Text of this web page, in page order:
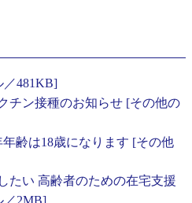
／481KB]
チン接種のお知らせ [その他の
齢は18歳になります [その他
たい 高齢者のための在宅支援